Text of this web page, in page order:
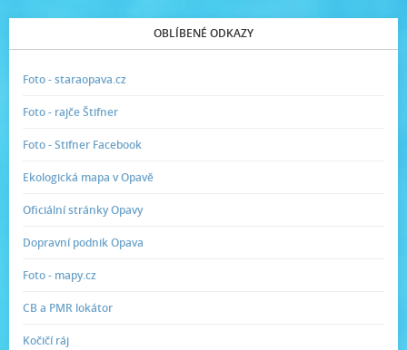
OBLÍBENÉ ODKAZY
Foto - staraopava.cz
Foto - rajče Štifner
Foto - Stifner Facebook
Ekologická mapa v Opavě
Oficiální stránky Opavy
Dopravní podnik Opava
Foto - mapy.cz
CB a PMR lokátor
Kočičí ráj